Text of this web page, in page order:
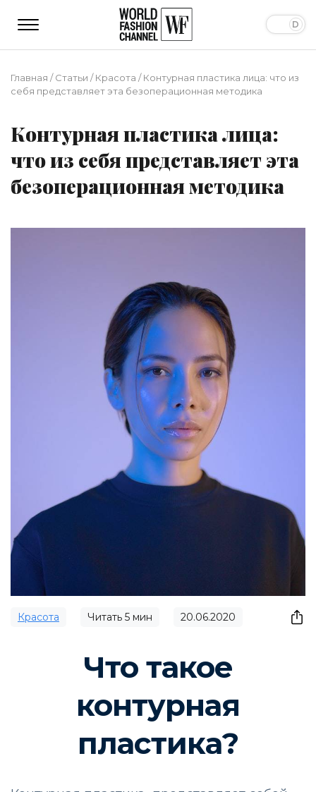
Главная /Статьи /Красота /Контурная пластика лица: что из
себя представляет эта безоперационная методика
Контурная пластика лица:
что из себя представляет эта
безоперационная методика
Красота Читать 5 мин 20.06.2020
Что такое
контурная
пластика?